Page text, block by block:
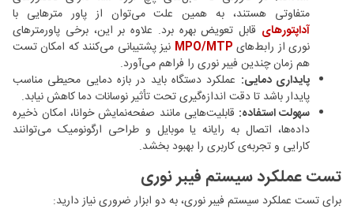
متفاوتی هستند، به همین علت می‌توان از پاور مترهایی با
آداپتورهای قابل تعویض بهره برد. علاوه بر این، برخی پاورمترهای
نوری از رابط‌های MPO/MTP نیز پشتیبانی می‌کنند که امکان تست
هم ‌زمان چندین فیبر نوری را فراهم می‌آورد.
پایداری دمایی: عملکرد دستگاه باید در بازه دمایی محیطی مناسب
پایدار باشد تا دقت اندازه‌گیری تحت تأثیر نوسانات دما کاهش نیابد.
سهولت استفاده: قابلیت‌هایی مانند صفحه‌نمایش خوانا، امکان ذخیره
داده‌ها، اتصال به رایانه یا موبایل و طراحی ارگونومیک می‌توانند
کارایی و تجربه‌ی کاربری را بهبود بخشد.
تست عملکرد سیستم فیبر نوری
برای تست عملکرد سیستم فیبر نوری، به دو ابزار ضروری نیاز دارید: